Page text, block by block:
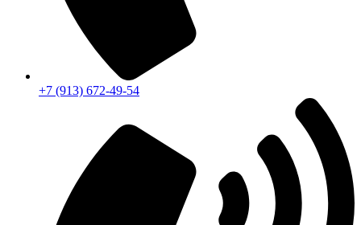
+7 (913) 672-49-54